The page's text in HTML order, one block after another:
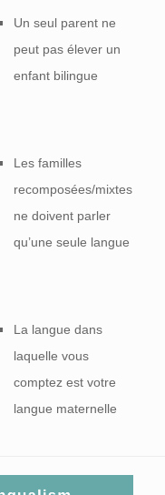
Un seul parent ne
peut pas élever un
enfant bilingue
Les familles
recomposées/mixtes
ne doivent parler
qu’une seule langue
La langue dans
laquelle vous
comptez est votre
langue maternelle